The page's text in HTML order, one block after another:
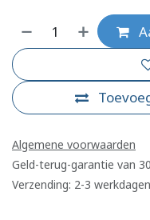
Algemene voorwaarden
Geld-terug-garantie van
Verzending: 2-3 werkdagen